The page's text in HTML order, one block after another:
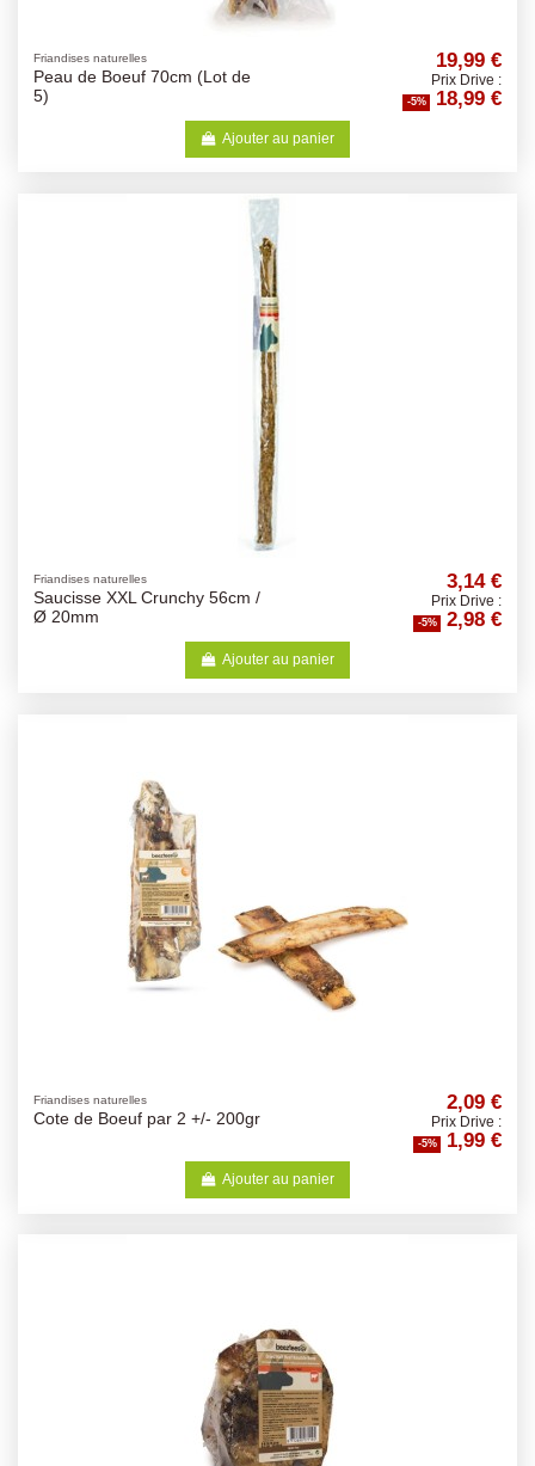
Friandises naturelles
Peau de Boeuf 70cm (Lot de
5)
19,99 €
Prix Drive :
-5% 18,99 €
Ajouter au panier
Friandises naturelles
Saucisse XXL Crunchy 56cm /
Ø 20mm
3,14 €
Prix Drive :
-5% 2,98 €
Ajouter au panier
Friandises naturelles
Cote de Boeuf par 2 +/- 200gr
2,09 €
Prix Drive :
-5% 1,99 €
Ajouter au panier